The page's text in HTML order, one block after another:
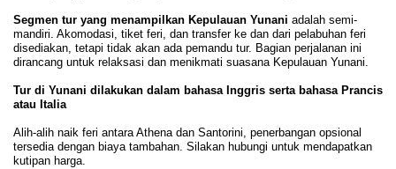
Segmen tur yang menampilkan Kepulauan Yunani adalah semi-
mandiri. Akomodasi, tiket feri, dan transfer ke dan dari pelabuhan feri
disediakan, tetapi tidak akan ada pemandu tur. Bagian perjalanan ini
dirancang untuk relaksasi dan menikmati suasana Kepulauan Yunani.
Tur di Yunani dilakukan dalam bahasa Inggris serta bahasa Prancis
atau Italia
Alih-alih naik feri antara Athena dan Santorini, penerbangan opsional
tersedia dengan biaya tambahan. Silakan hubungi untuk mendapatkan
kutipan harga.